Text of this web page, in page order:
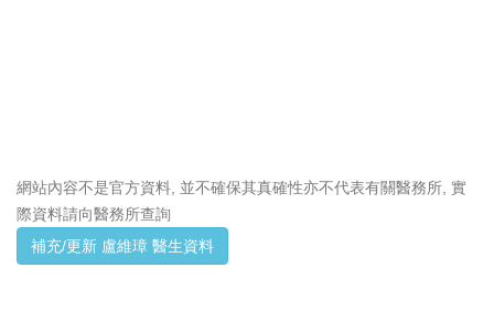
網站內容不是官方資料, 並不確保其真確性亦不代表有關醫務所, 實
際資料請向醫務所查詢
補充/更新 盧維璋 醫生資料